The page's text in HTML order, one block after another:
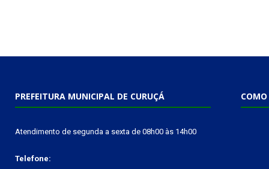
PREFEITURA MUNICIPAL DE CURUÇÁ
Atendimento de segunda a sexta de 08h00 às 14h00
Telefone:
COMO